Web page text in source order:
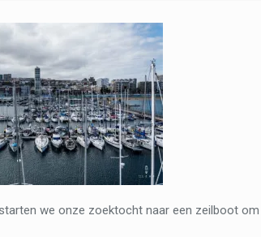
we onze zoektocht naar een zeilboot